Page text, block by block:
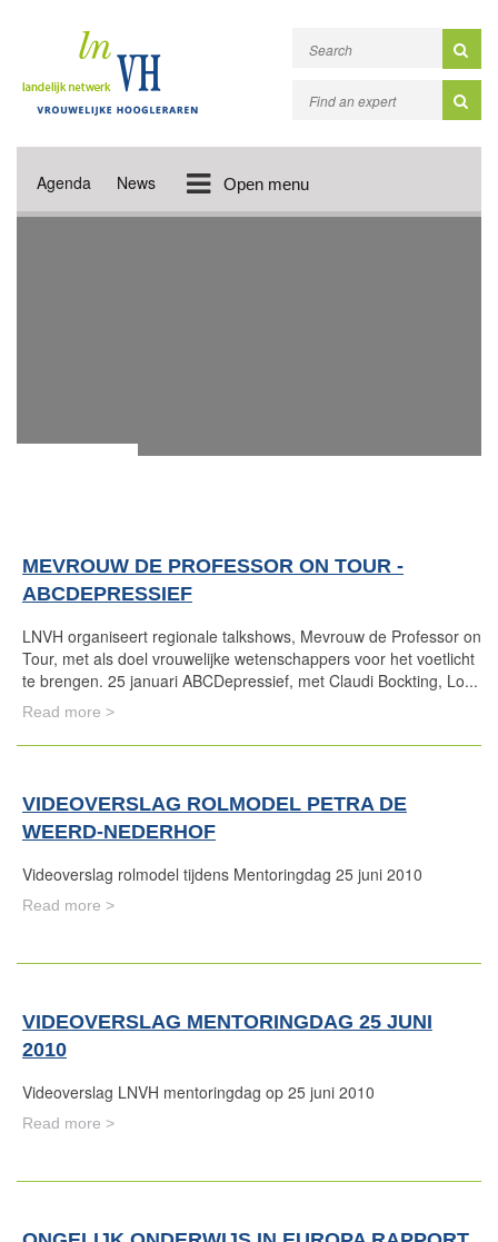
Agenda News Open menu
MEVROUW DE PROFESSOR ON TOUR -
ABCDEPRESSIEF
LNVH organiseert regionale talkshows, Mevrouw de Professor on
Tour, met als doel vrouwelijke wetenschappers voor het voetlicht
te brengen. 25 januari ABCDepressief, met Claudi Bockting, Lo...
Read more >
VIDEOVERSLAG ROLMODEL PETRA DE
WEERD-NEDERHOF
Videoverslag rolmodel tijdens Mentoringdag 25 juni 2010
Read more >
VIDEOVERSLAG MENTORINGDAG 25 JUNI
2010
Videoverslag LNVH mentoringdag op 25 juni 2010
Read more >